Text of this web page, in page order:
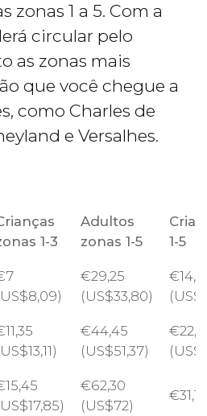
zonas 1 a 5. Com a
circular pelo
as zonas mais
que você chegue a
como Charles de
e Versalhes.
1-3
Adultos
zonas 1-5
1-5
7
US$8,09)
€29,25
(US$33,80)
€
(US$
11,35
US$13,11)
€44,45
(US$51,37)
€
(US$
15,45
US$17,85)
€62,30
(US$72)
€